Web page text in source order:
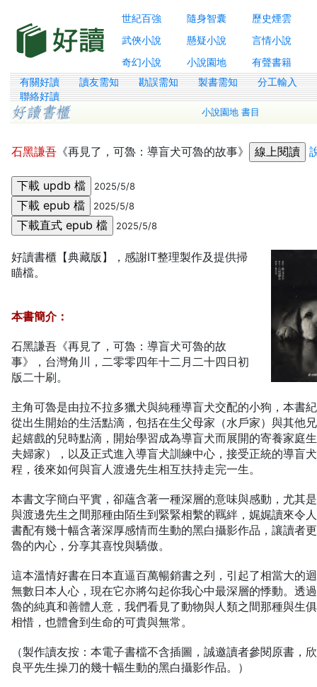
世紀百強 隨身智囊
歷史煙雲
武俠小說
懸疑小說
言情小說
奇幻小說
小說園地 有聲書籍
有關好讀 讀友需知 勘誤需知 製書需知
分工輸入
聯絡好讀
小說園地 書目
石黑謙吾 《再見了，可魯：導盲犬可魯的故事》
2025/5/8
2025/5/8
2025/5/8
好讀書櫃【典藏版】，感謝IT整理製作及提供掃
瞄檔。
本書簡介：
石黑謙吾《再見了，可魯：導盲犬可魯的故
事》，台灣角川，二零零四年十二月二十四日初
版二十刷。
主角可魯是由拉不拉多獵犬與純種導盲犬交配的小狗，本書
從出生開始的生活點滴，包括在生父母家（水戶家）與其他
起嬉戲的兒時點滴，開始學習成為導盲犬而展開的寄養家庭
夫婦家），以及正式進入導盲犬訓練中心，接受正統的導盲
程，後來如何與盲人渡邊先生相互扶持走完一生。
本書文字簡白平實，卻蘊含著一種深層的意味與感動，尤其
與渡邊先生之間那種由陌生到緊緊相繫的羈絆，娓娓讀來令
書配有幾十幅含著深厚感情而生動的黑白攝影作品，讓讀者
魯的內心，分享其喜悅與驕傲。
這本溫情好書在日本直逼百萬暢銷書之列，引起了相當大的
無數日本人心，現在它亦將勾起你我心中最深層的悸動。透
魯的純真和善體人意，我們看見了動物與人類之間那種與生
相惜，也體會到生命的可貴與無常。
（製作讀友按：本電子書檔不含插圖，誠邀讀者參閱原書，
良平先生操刀的幾十幅生動的黑白攝影作品。）